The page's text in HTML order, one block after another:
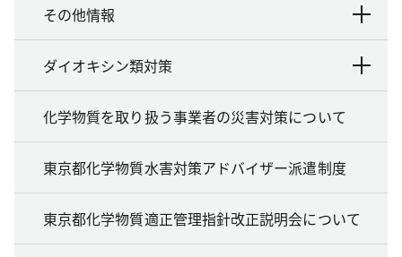
その他情報
ダイオキシン類対策
化学物質を取り扱う事業者の災害対策について
東京都化学物質水害対策アドバイザー派遣制度
東京都化学物質適正管理指針改正説明会について